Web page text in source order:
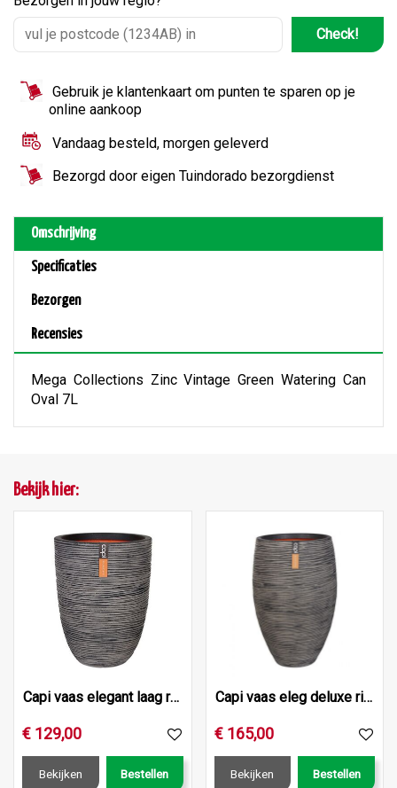
Check!
Gebruik je klantenkaart om punten te sparen op je
online aankoop
Vandaag besteld, morgen geleverd
Bezorgd door eigen Tuindorado bezorgdienst
Omschrijving
Specificaties
Bezorgen
Recensies
Mega Collections Zinc Vintage Green Watering Can
Oval 7L
Bekijk hier:
Capi vaas elegant laag rib nl 46x58 antraciet
€ 129,00
Bekijken Bestellen
Capi vaas eleg deluxe rib nl d45h72 ant
€ 165,00
Bekijken Bestellen